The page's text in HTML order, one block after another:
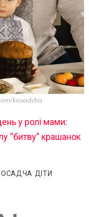
kosadcha
у ролі мами:
“битву” крашанок
ОСАДЧА ДІТИ